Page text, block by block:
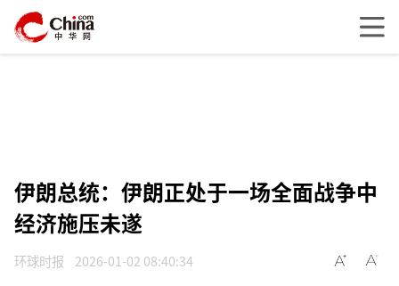
伊朗总统：伊朗正处于一场全面战争中
经济施压未遂
环球时报 2026-01-02 08:40:34